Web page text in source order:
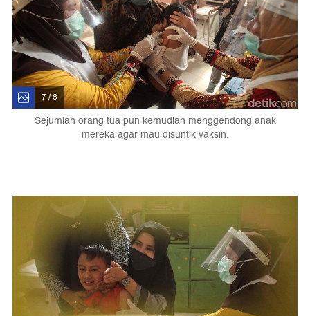
7 / 8
Sejumlah orang tua pun kemudian menggendong anak
mereka agar mau disuntik vaksin.